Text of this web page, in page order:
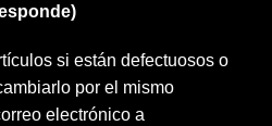
si están defectuosos o
por el mismo
electrónico a